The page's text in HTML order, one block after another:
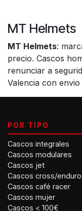
MT Helmets
MT Helmets:
precio. Cascos
renunciar a
Valencia con
POR TIPO
Cascos integrales
Cascos modulares
Cascos jet
Cascos cross/enduro
Cascos café racer
Cascos mujer
Cascos < 100€